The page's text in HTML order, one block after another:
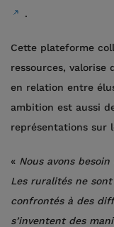
.
Cette plateforme
ressources, valorise
en relation entre
ambition est aussi
représentations sur
« Nous avons
Les ruralités ne
confrontés à des
s’inventent des